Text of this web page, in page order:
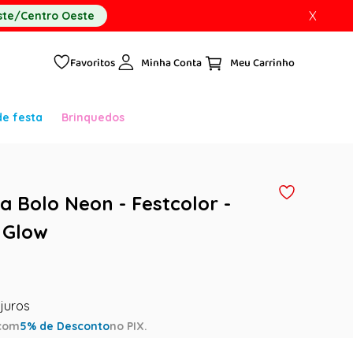
Centro Oeste X
Favoritos Minha Conta
festa Brinquedos
Bolo Neon - Festcolor -
5% de Descontono PIX.